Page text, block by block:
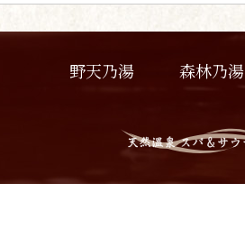
野天乃湯 森林乃湯